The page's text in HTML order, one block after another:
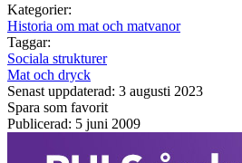
Kategorier:
Historia om mat och matvanor
Taggar:
Sociala strukturer
Mat och dryck
Senast uppdaterad: 3 augusti 2023
Spara som favorit
Publicerad: 5 juni 2009